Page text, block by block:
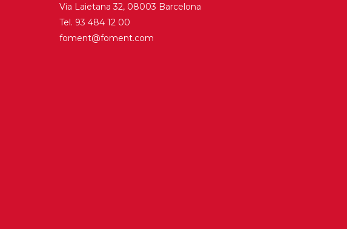
Via Laietana 32, 08003 Barcelona
Tel. 93 484 12 00
foment@foment.com